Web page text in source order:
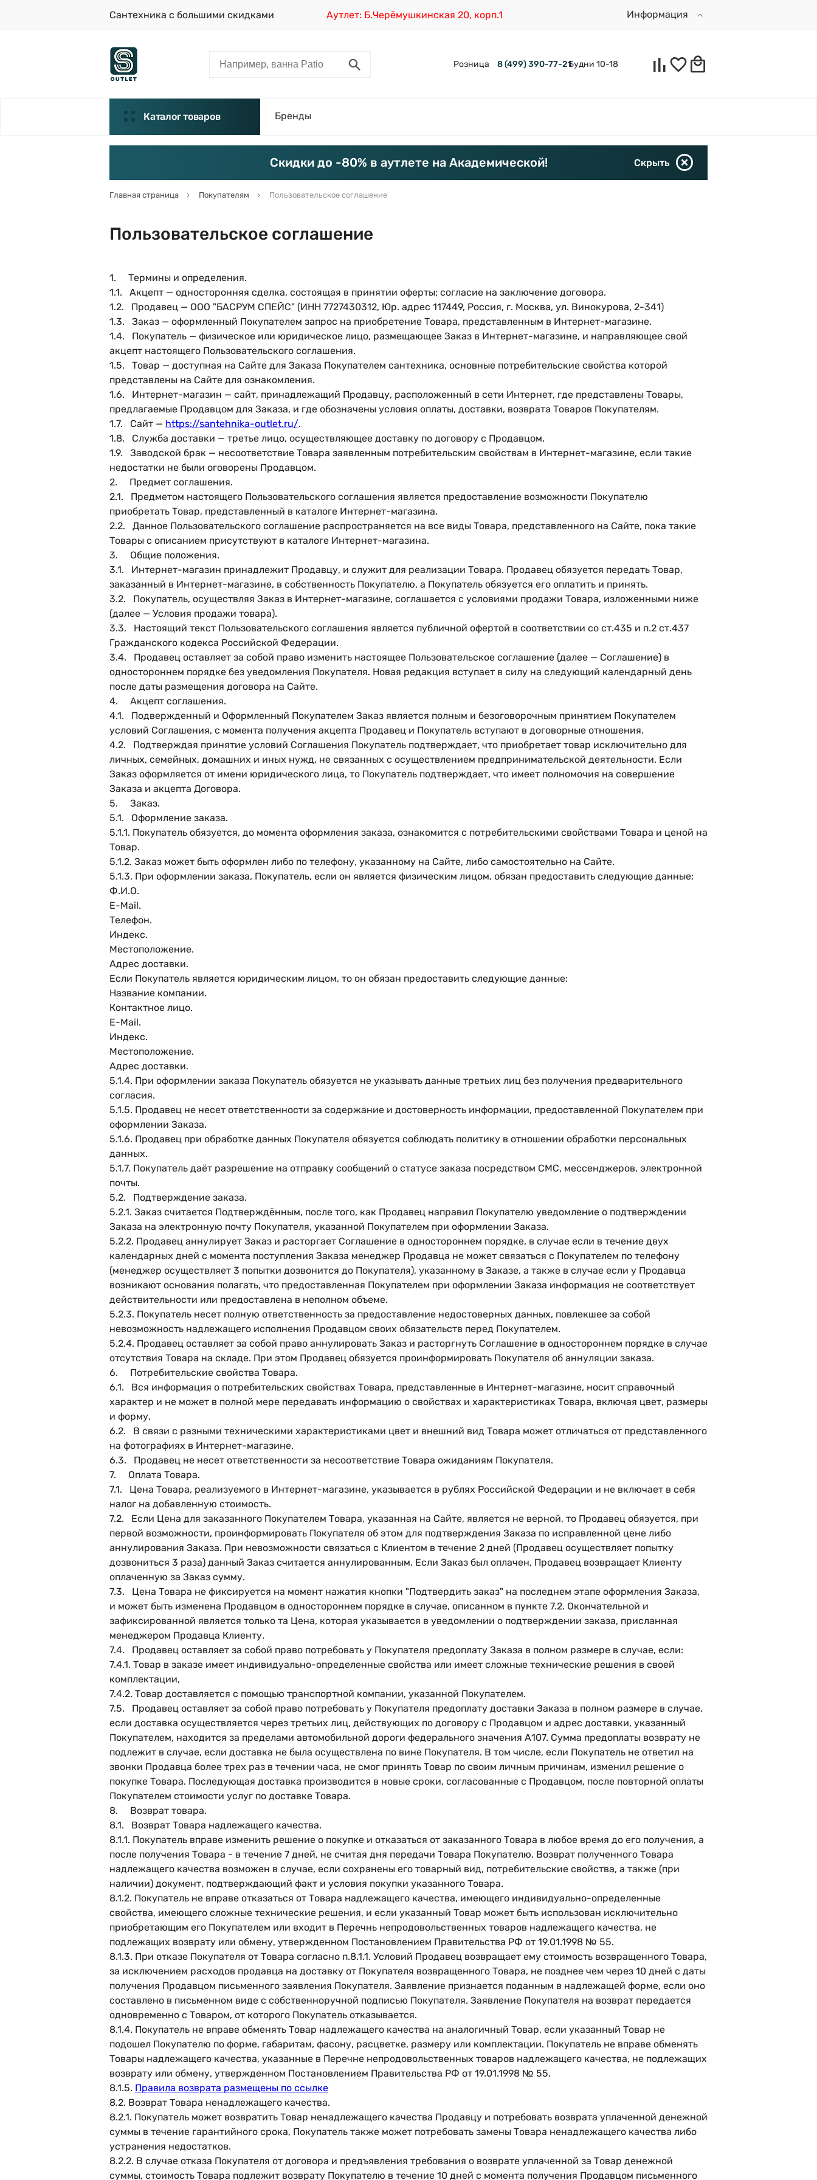
Сантехника с большими скидками Аутлет: Б.Черёмушкинская 20, корп.1 Информация
Розница 8 (499) 390-77-21Будни 10-18
Каталог товаров Бренды
Скидки до -80% в аутлете на Академической! Скрыть
Главная страница Покупателям Пользовательское соглашение
Пользовательское соглашение
1. Термины и определения.
1.1. Акцепт — односторонняя сделка, состоящая в принятии оферты; согласие на заключение договора.
1.2. Продавец — ООО "БАСРУМ СПЕЙС" (ИНН 7727430312, Юр. адрес 117449, Россия, г. Москва, ул. Винокурова, 2-341)
1.3. Заказ — оформленный Покупателем запрос на приобретение Товара, представленным в Интернет-магазине.
1.4. Покупатель — физическое или юридическое лицо, размещающее Заказ в Интернет-магазине, и направляющее свой
акцепт настоящего Пользовательского соглашения.
1.5. Товар — доступная на Сайте для Заказа Покупателем сантехника, основные потребительские свойства которой
представлены на Сайте для ознакомления.
1.6. Интернет-магазин — сайт, принадлежащий Продавцу, расположенный в сети Интернет, где представлены Товары,
предлагаемые Продавцом для Заказа, и где обозначены условия оплаты, доставки, возврата Товаров Покупателям.
1.7. Сайт — https://santehnika-outlet.ru/.
1.8. Служба доставки — третье лицо, осуществляющее доставку по договору с Продавцом.
1.9. Заводской брак — несоответствие Товара заявленным потребительским свойствам в Интернет-магазине, если такие
недостатки не были оговорены Продавцом.
2. Предмет соглашения.
2.1. Предметом настоящего Пользовательского соглашения является предоставление возможности Покупателю
приобретать Товар, представленный в каталоге Интернет-магазина.
2.2. Данное Пользовательского соглашение распространяется на все виды Товара, представленного на Сайте, пока такие
Товары с описанием присутствуют в каталоге Интернет-магазина.
3. Общие положения.
3.1. Интернет-магазин принадлежит Продавцу, и служит для реализации Товара. Продавец обязуется передать Товар,
заказанный в Интернет-магазине, в собственность Покупателю, а Покупатель обязуется его оплатить и принять.
3.2. Покупатель, осуществляя Заказ в Интернет-магазине, соглашается с условиями продажи Товара, изложенными ниже
(далее — Условия продажи товара).
3.3. Настоящий текст Пользовательского соглашения является публичной офертой в соответствии со ст.435 и п.2 ст.437
Гражданского кодекса Российской Федерации.
3.4. Продавец оставляет за собой право изменить настоящее Пользовательское соглашение (далее — Соглашение) в
одностороннем порядке без уведомления Покупателя. Новая редакция вступает в силу на следующий календарный день
после даты размещения договора на Сайте.
4. Акцепт соглашения.
4.1. Подвержденный и Оформленный Покупателем Заказ является полным и безоговорочным принятием Покупателем
условий Соглашения, с момента получения акцепта Продавец и Покупатель вступают в договорные отношения.
4.2. Подтверждая принятие условий Соглашения Покупатель подтверждает, что приобретает товар исключительно для
личных, семейных, домашних и иных нужд, не связанных с осуществлением предпринимательской деятельности. Если
Заказ оформляется от имени юридического лица, то Покупатель подтверждает, что имеет полномочия на совершение
Заказа и акцепта Договора.
5. Заказ.
5.1. Оформление заказа.
5.1.1. Покупатель обязуется, до момента оформления заказа, ознакомится с потребительскими свойствами Товара и ценой на
Товар.
5.1.2. Заказ может быть оформлен либо по телефону, указанному на Сайте, либо самостоятельно на Сайте.
5.1.3. При оформлении заказа, Покупатель, если он является физическим лицом, обязан предоставить следующие данные:
Ф.И.О.
E-Mail.
Телефон.
Индекс.
Местоположение.
Адрес доставки.
Если Покупатель является юридическим лицом, то он обязан предоставить следующие данные:
Название компании.
Контактное лицо.
E-Mail.
Индекс.
Местоположение.
Адрес доставки.
5.1.4. При оформлении заказа Покупатель обязуется не указывать данные третьих лиц без получения предварительного
согласия.
5.1.5. Продавец не несет ответственности за содержание и достоверность информации, предоставленной Покупателем при
оформлении Заказа.
5.1.6. Продавец при обработке данных Покупателя обязуется соблюдать политику в отношении обработки персональных
данных.
5.1.7. Покупатель даёт разрешение на отправку сообщений о статусе заказа посредством СМС, мессенджеров, электронной
почты.
5.2. Подтверждение заказа.
5.2.1. Заказ считается Подтверждённым, после того, как Продавец направил Покупателю уведомление о подтверждении
Заказа на электронную почту Покупателя, указанной Покупателем при оформлении Заказа.
5.2.2. Продавец аннулирует Заказ и расторгает Соглашение в одностороннем порядке, в случае если в течение двух
календарных дней с момента поступления Заказа менеджер Продавца не может связаться с Покупателем по телефону
(менеджер осуществляет 3 попытки дозвонится до Покупателя), указанному в Заказе, а также в случае если у Продавца
возникают основания полагать, что предоставленная Покупателем при оформлении Заказа информация не соответствует
действительности или предоставлена в неполном объеме.
5.2.3. Покупатель несет полную ответственность за предоставление недостоверных данных, повлекшее за собой
невозможность надлежащего исполнения Продавцом своих обязательств перед Покупателем.
5.2.4. Продавец оставляет за собой право аннулировать Заказ и расторгнуть Соглашение в одностороннем порядке в случае
отсутствия Товара на складе. При этом Продавец обязуется проинформировать Покупателя об аннуляции заказа.
6. Потребительские свойства Товара.
6.1. Вся информация о потребительских свойствах Товара, представленные в Интернет-магазине, носит справочный
характер и не может в полной мере передавать информацию о свойствах и характеристиках Товара, включая цвет, размеры
и форму.
6.2. В связи с разными техническими характеристиками цвет и внешний вид Товара может отличаться от представленного
на фотографиях в Интернет-магазине.
6.3. Продавец не несет ответственности за несоответствие Товара ожиданиям Покупателя.
7. Оплата Товара.
7.1. Цена Товара, реализуемого в Интернет-магазине, указывается в рублях Российской Федерации и не включает в себя
налог на добавленную стоимость.
7.2. Если Цена для заказанного Покупателем Товара, указанная на Сайте, является не верной, то Продавец обязуется, при
первой возможности, проинформировать Покупателя об этом для подтверждения Заказа по исправленной цене либо
аннулирования Заказа. При невозможности связаться с Клиентом в течение 2 дней (Продавец осуществляет попытку
дозвониться 3 раза) данный Заказ считается аннулированным. Если Заказ был оплачен, Продавец возвращает Клиенту
оплаченную за Заказ сумму.
7.3. Цена Товара не фиксируется на момент нажатия кнопки "Подтвердить заказ" на последнем этапе оформления Заказа,
и может быть изменена Продавцом в одностороннем порядке в случае, описанном в пункте 7.2. Окончательной и
зафиксированной является только та Цена, которая указывается в уведомлении о подтверждении заказа, присланная
менеджером Продавца Клиенту.
7.4. Продавец оставляет за собой право потребовать у Покупателя предоплату Заказа в полном размере в случае, если:
7.4.1. Товар в заказе имеет индивидуально-определенные свойства или имеет сложные технические решения в своей
комплектации,
7.4.2. Товар доставляется с помощью транспортной компании, указанной Покупателем.
7.5. Продавец оставляет за собой право потребовать у Покупателя предоплату доставки Заказа в полном размере в случае,
если доставка осуществляется через третьих лиц, действующих по договору с Продавцом и адрес доставки, указанный
Покупателем, находится за пределами автомобильной дороги федерального значения А107. Сумма предоплаты возврату не
подлежит в случае, если доставка не была осуществлена по вине Покупателя. В том числе, если Покупатель не ответил на
звонки Продавца более трех раз в течении часа, не смог принять Товар по своим личным причинам, изменил решение о
покупке Товара. Последующая доставка производится в новые сроки, согласованные с Продавцом, после повторной оплаты
Покупателем стоимости услуг по доставке Товара.
8. Возврат товара.
8.1. Возврат Товара надлежащего качества.
8.1.1. Покупатель вправе изменить решение о покупке и отказаться от заказанного Товара в любое время до его получения, а
после получения Товара - в течение 7 дней, не считая дня передачи Товара Покупателю. Возврат полученного Товара
надлежащего качества возможен в случае, если сохранены его товарный вид, потребительские свойства, а также (при
наличии) документ, подтверждающий факт и условия покупки указанного Товара.
8.1.2. Покупатель не вправе отказаться от Товара надлежащего качества, имеющего индивидуально-определенные
свойства, имеющего сложные технические решения, и если указанный Товар может быть использован исключительно
приобретающим его Покупателем или входит в Перечнь непродовольственных товаров надлежащего качества, не
подлежащих возврату или обмену, утвержденном Постановлением Правительства РФ от 19.01.1998 № 55.
8.1.3. При отказе Покупателя от Товара согласно п.8.1.1. Условий Продавец возвращает ему стоимость возвращенного Товара,
за исключением расходов продавца на доставку от Покупателя возвращенного Товара, не позднее чем через 10 дней с даты
получения Продавцом письменного заявления Покупателя. Заявление признается поданным в надлежащей форме, если оно
составлено в письменном виде с собственноручной подписью Покупателя. Заявление Покупателя на возврат передается
одновременно с Товаром, от которого Покупатель отказывается.
8.1.4. Покупатель не вправе обменять Товар надлежащего качества на аналогичный Товар, если указанный Товар не
подошел Покупателю по форме, габаритам, фасону, расцветке, размеру или комплектации. Покупатель не вправе обменять
Товары надлежащего качества, указанные в Перечне непродовольственных товаров надлежащего качества, не подлежащих
возврату или обмену, утвержденном Постановлением Правительства РФ от 19.01.1998 № 55.
8.1.5. Правила возврата размещены по ссылке
8.2. Возврат Товара ненадлежащего качества.
8.2.1. Покупатель может возвратить Товар ненадлежащего качества Продавцу и потребовать возврата уплаченной денежной
суммы в течение гарантийного срока, Покупатель также может потребовать замены Товара ненадлежащего качества либо
устранения недостатков.
8.2.2. В случае отказа Покупателя от договора и предъявления требования о возврате уплаченной за Товар денежной
суммы, стоимость Товара подлежит возврату Покупателю в течение 10 дней с момента получения Продавцом письменного